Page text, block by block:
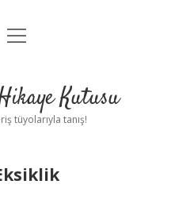
Uyarı
menüyü
Kutusu
tüyolarıyla tanış!